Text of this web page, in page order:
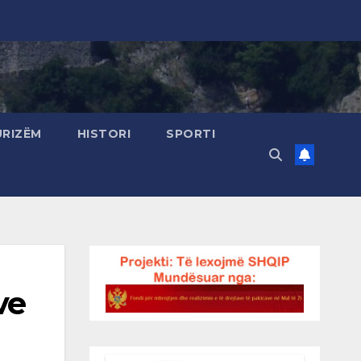
HISTORI SPORTI